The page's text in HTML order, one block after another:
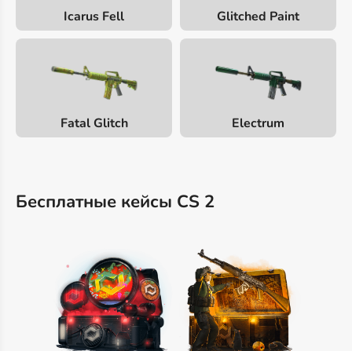
Icarus Fell Glitched Paint
Fatal Glitch Electrum
Бесплатные кейсы CS 2